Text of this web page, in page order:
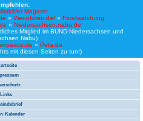
Magazin
» Vier-pfoten.de/» Foodwatch.org
» Niedersachsen.nabu.de
Mitglied im BUND-Niedersachsen und
Nabu)
» Peta.de
mit diesen Seiten zu tun!)
Links
Kalender